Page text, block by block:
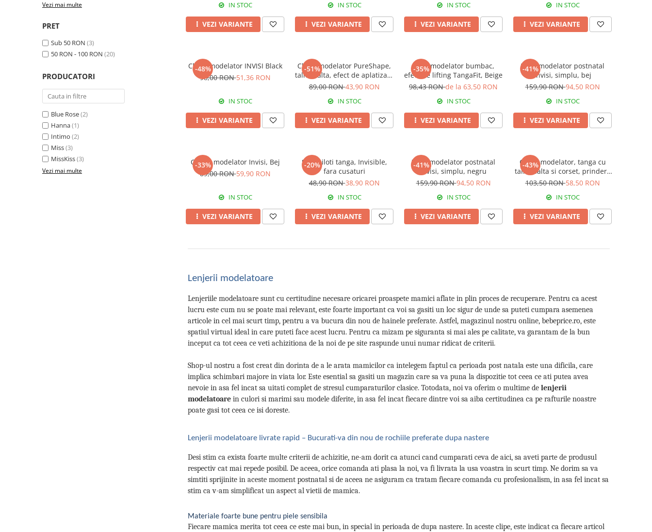
Vezi mai multe
PRET
Sub 50 RON (3)
50 RON - 100 RON (20)
PRODUCATORI
Blue Rose(2)
Hanna(1)
Intimo (2)
Miss(3)
MissKiss(3)
Vezi mai multe
IN STOC
VEZI VARIANTE
IN STOC
VEZI VARIANTE
IN STOC
VEZI VARIANTE
IN STOC
VEZI VARIANTE
-48%
Chilot modelator INVISI Black
98,00 RON51,36 RON
IN STOC
VEZI VARIANTE
-51%
Chilot modelator PureShape,
talie inalta, efect de aplatizare
abdomen, White
89,00 RON43,90 RON
IN STOC
VEZI VARIANTE
-35%
Body modelator bumbac,
efect de lifting TangaFit, Beige
98,43 RONde la 63,50 RON
IN STOC
VEZI VARIANTE
-41%
Body modelator postnatal
Invisi, simplu, bej
159,90 RON94,50 RON
IN STOC
VEZI VARIANTE
-33%
Colant modelator Invisi, Bej
89,00 RON59,90 RON
IN STOC
VEZI VARIANTE
-20%
Set chiloti tanga, Invisible,
fara cusaturi
48,90 RON38,90 RON
IN STOC
VEZI VARIANTE
-41%
Body modelator postnatal
Invisi, simplu, negru
159,90 RON94,50 RON
IN STOC
VEZI VARIANTE
-43%
Chilot modelator, tanga cu
talie inalta si corset, prindere
mos si baba, dantela,
103,50 RON58,50 RON
IN STOC
VEZI VARIANTE
Lenjerii modelatoare
Lenjeriile modelatoare sunt cu certitudine necesare oricarei proaspete mamici aflate in plin proces de recuperare. Pentru ca acest
lucru este cum nu se poate mai relevant, este foarte important ca voi sa gasiti un loc sigur de unde sa puteti cumpara asemenea
articole in cel mai scurt timp, pentru a va bucura din nou de hainele preferate. Astfel, magazinul nostru online, bebeprice.ro, este
spatiul virtual ideal in care puteti face acest lucru. Pentru ca mizam pe siguranta si mai ales pe calitate, va garantam de la bun
inceput ca tot ceea ce veti achizitiona de la noi de pe site raspunde unui numar ridicat de criterii.
Shop-ul nostru a fost creat din dorinta de a le arata mamicilor ca intelegem faptul ca perioada post natala este una dificila, care
implica schimbari majore in viata lor. Este esential sa gasiti un magazin care sa va puna la dispozitie tot ceea ce ati putea avea
nevoie in asa fel incat sa uitati complet de stresul cumparaturilor clasice. Totodata, noi va oferim o multime de lenjerii
modelatoare in culori si marimi sau modele diferite, in asa fel incat fiecare dintre voi sa aiba certitudinea ca pe rafturile noastre
poate gasi tot ceea ce isi doreste.
Lenjerii modelatoare livrate rapid – Bucurati-va din nou de rochiile preferate dupa nastere
Desi stim ca exista foarte multe criterii de achizitie, ne-am dorit ca atunci cand cumparati ceva de aici, sa aveti parte de produsul
respectiv cat mai repede posibil. De aceea, orice comanda ati plasa la noi, va fi livrata la usa voastra in scurt timp. Ne dorim sa va
simtiti sprijinite in aceste moment postnatal si de aceea ne asiguram ca tratam fiecare comanda cu profesionalism, in asa fel incat sa
stim ca v-am simplificat un aspect al vietii de mamica.
Materiale foarte bune pentru piele sensibila
Fiecare mamica merita tot ceea ce este mai bun, in special in perioada de dupa nastere. In aceste clipe, este indicat ca fiecare articol